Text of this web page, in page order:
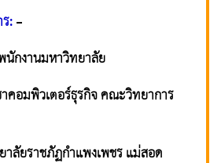
: –
นักงานมหาวิทยาลัย
คอมพิวเตอร์ธุรกิจ คณะวิทยาการ
าลัยราชภัฏกำแพงเพชร แม่สอด